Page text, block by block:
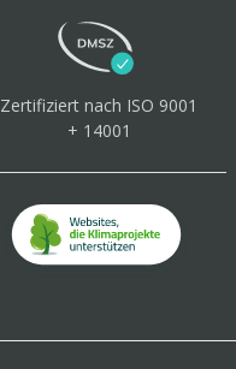
Zertifiziert nach ISO 9001
+ 14001